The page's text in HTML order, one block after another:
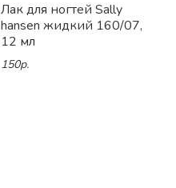
Лак для ногтей Sally
hansen жидкий 160/07,
12 мл
150р.